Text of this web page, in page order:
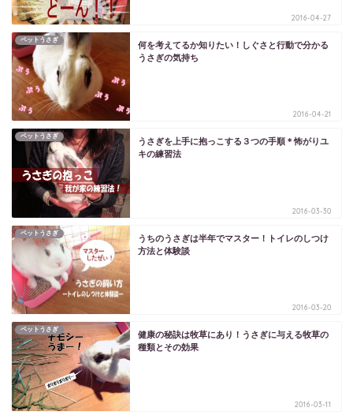
2016-04-27
ペットうさぎ
何を考えてるか知りたい！しぐさと行動で分かる
うさぎの気持ち
2016-04-21
ペットうさぎ
うさぎを上手に抱っこする３つの手順＊怖がりユ
キの練習法
2016-03-30
ペットうさぎ
うちのうさぎは半年でマスター！トイレのしつけ
方法と体験談
2016-03-20
ペットうさぎ
健康の秘訣は牧草にあり！うさぎに与える牧草の
種類とその効果
2016-03-11